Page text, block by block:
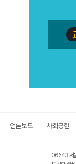
언론보도 사회공헌
06643 서